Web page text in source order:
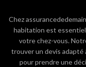
Chez
habitation est
votre chez-vous.
trouver un devis
pour prendre une